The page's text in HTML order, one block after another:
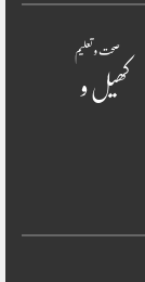
صحت و تعلیم
کھیل و